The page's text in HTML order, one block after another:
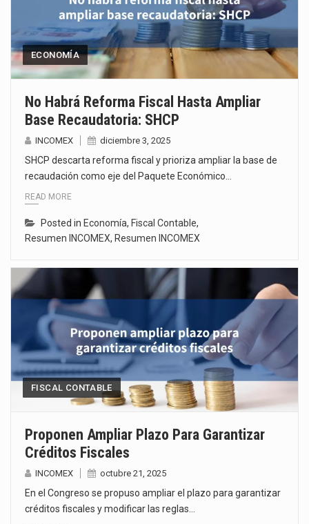
ECONOMÍA
No Habrá Reforma Fiscal Hasta Ampliar
Base Recaudatoria: SHCP
INCOMEX diciembre 3, 2025
SHCP descarta reforma fiscal y prioriza ampliar la base de
recaudación como eje del Paquete Económico…
READ MORE
Posted in Economía, Fiscal Contable,
Resumen INCOMEX, Resumen INCOMEX
FISCAL CONTABLE
Proponen Ampliar Plazo Para Garantizar
Créditos Fiscales
INCOMEX octubre 21, 2025
En el Congreso se propuso ampliar el plazo para garantizar
créditos fiscales y modificar las reglas…